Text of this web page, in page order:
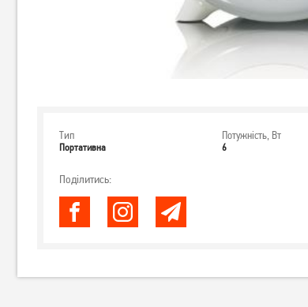
Тип
Портативна
Потужність, Вт
6
Поділитись: